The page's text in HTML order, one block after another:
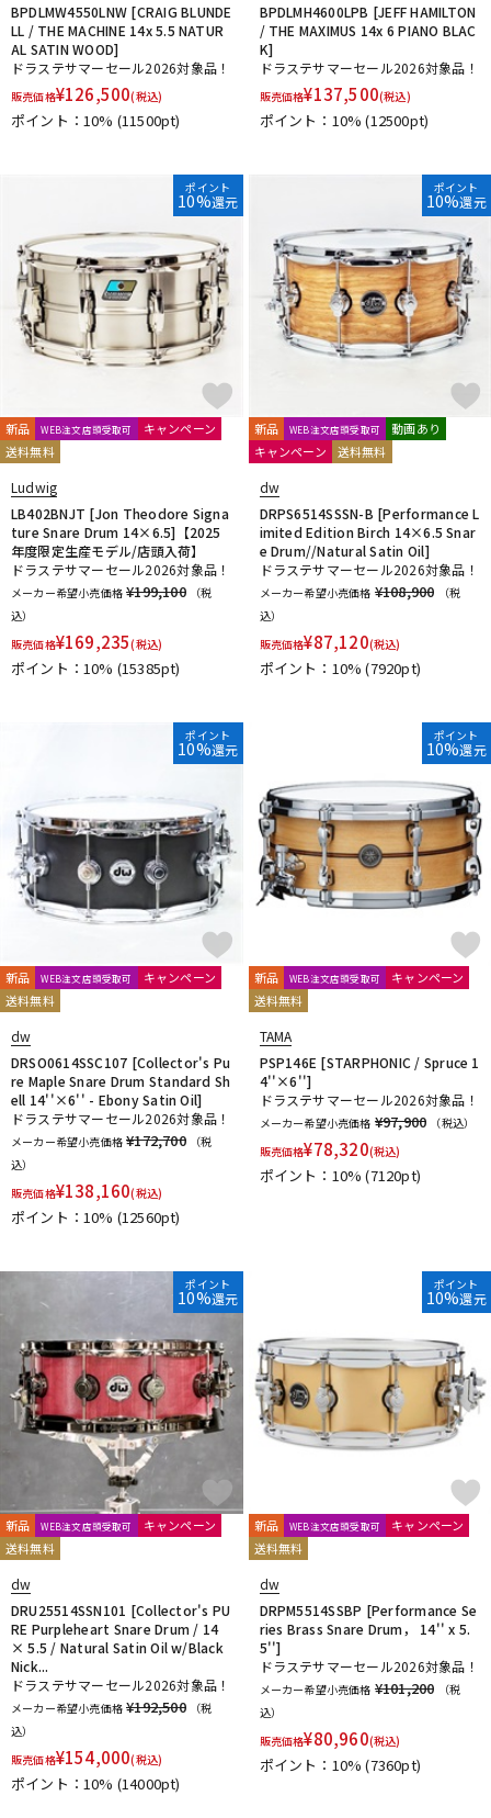
BPDLMW4550LNW [CRAIG BLUNDE
LL / THE MACHINE 14x 5.5 NATUR
AL SATIN WOOD]
ドラステサマーセール2026対象品！
販売価格¥126,500(税込)
ポイント：10% (11500pt)
BPDLMH4600LPB [JEFF HAMILTON
/ THE MAXIMUS 14x 6 PIANO BLAC
K]
ドラステサマーセール2026対象品！
販売価格¥137,500(税込)
ポイント：10%(12500pt)
ポイント
10%還元
新品 WEB注文店頭受取可
キャンペーン
送料無料
Ludwig
LB402BNJT [Jon Theodore Signa
ture Snare Drum 14×6.5]【2025
年度限定生産モデル/店頭入荷】
ドラステサマーセール2026対象品！
メーカー希望小売価格 ¥199,100
（税
込）
販売価格¥169,235(税込)
ポイント：10% (15385pt)
ポイント
10%還元
新品 WEB注文店頭受取可
動画あり
キャンペーン
送料無料
dw
DRPS6514SSSN-B [Performance L
imited Edition Birch 14×6.5 Snar
e Drum//Natural Satin Oil]
ドラステサマーセール2026対象品！
メーカー希望小売価格 ¥108,900
（税
込）
販売価格¥87,120(税込)
ポイント：10%(7920pt)
ポイント
10%還元
新品 WEB注文店頭受取可
キャンペーン
送料無料
dw
DRSO0614SSC107 [Collector's Pu
re Maple Snare Drum Standard Sh
ell 14''×6'' - Ebony Satin Oil]
ドラステサマーセール2026対象品！
メーカー希望小売価格 ¥172,700
（税
込）
販売価格¥138,160(税込)
ポイント：10% (12560pt)
ポイント
10%還元
新品 WEB注文店頭受取可
キャンペーン
送料無料
TAMA
PSP146E [STARPHONIC / Spruce 1
4''×6'']
ドラステサマーセール2026対象品！
メーカー希望小売価格 ¥97,900
（税込）
販売価格¥78,320(税込)
ポイント：10%(7120pt)
ポイント
10%還元
新品 WEB注文店頭受取可
キャンペーン
送料無料
dw
DRU25514SSN101 [Collector's PU
RE Purpleheart Snare Drum / 14
× 5.5 / Natural Satin Oil w/Black
Nick...
ドラステサマーセール2026対象品！
メーカー希望小売価格 ¥192,500
（税
込）
販売価格¥154,000(税込)
ポイント：10% (14000pt)
ポイント
10%還元
新品 WEB注文店頭受取可
キャンペーン
送料無料
dw
DRPM5514SSBP [Performance Se
ries Brass Snare Drum， 14'' x 5.
5'']
ドラステサマーセール2026対象品！
メーカー希望小売価格 ¥101,200
（税
込）
販売価格¥80,960(税込)
ポイント：10%(7360pt)